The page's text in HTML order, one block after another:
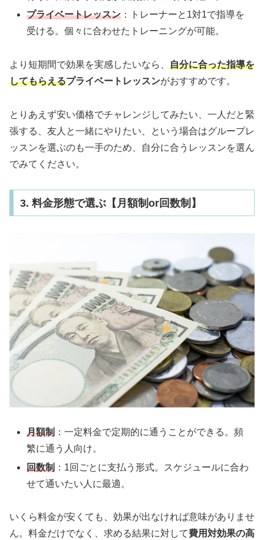
プライベートレッスン ：トレーナーと1対1で指導を
受ける。個々に合わせたトレーニングが可能。
より短期間で効果を実感したいなら、 自分に合った指導を
してもらえるプライベートレッスンがおすすめです。
とりあえず安い価格でチャレンジしてみたい、一人だと緊
張する、友人と一緒にやりたい、という場合はグループレ
ッスンを選ぶのも一手のため、自分に合うレッスンを選ん
でみてください。
3. 料金形態で選ぶ【月額制or回数制】
月額制 ：一定料金で定期的に通うことができる。頻
繁に通う人向け。
回数制 ：1回ごとに支払う形式。スケジュールに合わ
せて通いたい人に最適。
いくら料金が安くても、効果が出なければ意味がありませ
ん。料金だけでなく、求める結果に対して費用対効果の高